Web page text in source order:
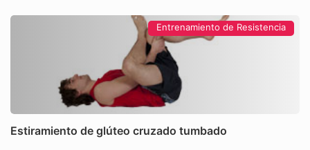
Entrenamiento de Resistencia
Estiramiento de glúteo cruzado tumbado